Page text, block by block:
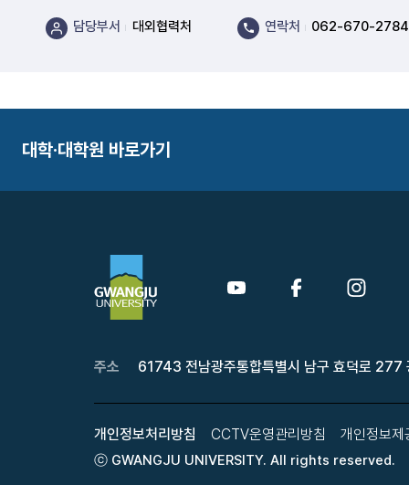
담당부서 대외협력처 연락처 062-670-2784
대학·대학원 바로가기
주소 61743 전남광주통합특별시 남구 효덕로 277
개인정보처리방침 CCTV운영관리방침 개인정보제
ⓒ GWANGJU UNIVERSITY. All rights reserved.